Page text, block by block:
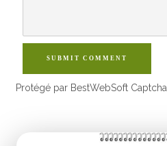
SUBMIT COMMENT
Protégé par BestWebSoft Captcha